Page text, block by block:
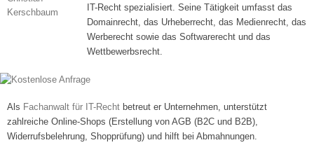
IT-Recht spezialisiert. Seine Tätigkeit umfasst das
Domainrecht, das Urheberrecht, das Medienrecht, das
Werberecht sowie das Softwarerecht und das
Wettbewerbsrecht.
Als Fachanwalt für IT-Recht betreut er Unternehmen, unterstützt
zahlreiche Online-Shops (Erstellung von AGB (B2C und B2B),
Widerrufsbelehrung, Shopprüfung) und hilft bei Abmahnungen.